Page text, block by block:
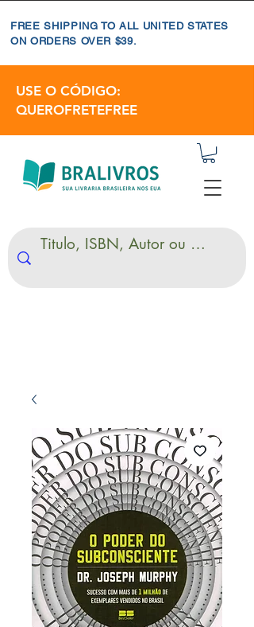
FREE SHIPPING TO ALL UNITED STATES
ON ORDERS OVER $39.
USE O CÓDIGO:
QUEROFRETEFREE